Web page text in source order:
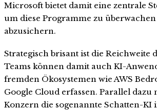
Microsoft bietet damit eine zentrale
um diese Programme zu
abzusichern.
Strategisch brisant ist die Reichweite
Teams können damit auch KI-
fremden Ökosystemen wie AWS
Google Cloud erfassen. Parallel dazu
Konzern die sogenannte Schatten-KI